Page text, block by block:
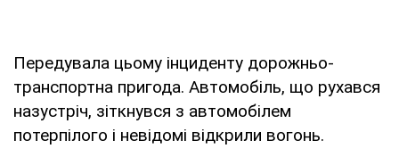
Передувала цьому інциденту дорожньо-
транспортна пригода. Автомобіль, що рухався
назустріч, зіткнувся з автомобілем
потерпілого і невідомі відкрили вогонь.